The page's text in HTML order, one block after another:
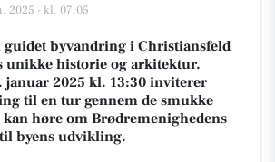
2025 - kl. 07:05
guidet byvandring i Christiansfeld
unikke historie og arkitektur.
januar 2025 kl. 13:30 inviterer
til en tur gennem de smukke
høre om Brødremenighedens
byens udvikling.